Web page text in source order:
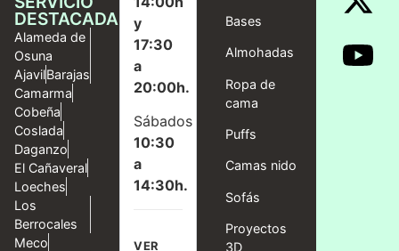
DESTACADAS
Alameda de
Osuna
AjavilBarajas
Camarma
Cobeña
Coslada
Daganzo
El Cañaveral
Loeches
Los
Berrocales
Meco
y
17:30
a
20:00h.
Sábados
10:30
a
14:30h.
VER
Bases
Almohadas
Ropa de
cama
Puffs
Camas nido
Sofás
Proyectos
3D